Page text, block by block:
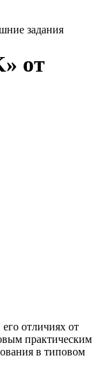
задания
от
отличиях от
практическим
в типовом